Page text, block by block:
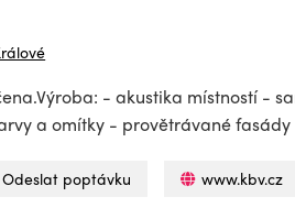
- akustika místností -
a omítky - provětrávané fasády
Odeslat poptávku www.kbv.cz